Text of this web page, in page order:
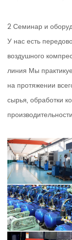
2 Семинар и
У нас есть
воздушного
линия Мы
на протяжении
сырья, обработки